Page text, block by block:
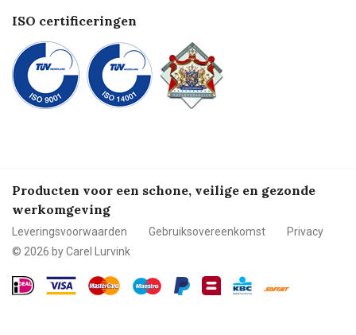
ISO certificeringen
Producten voor een schone, veilige en gezonde
werkomgeving
Leveringsvoorwaarden Gebruiksovereenkomst
Privacy
© 2026 by Carel Lurvink